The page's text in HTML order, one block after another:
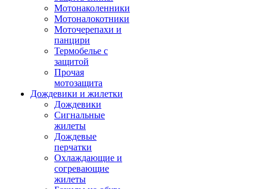
Мотонаколенники
Мотоналокотники
Моточерепахи и
панцири
Термобелье с
защитой
Прочая
мотозащита
Дождевики и жилетки
Дождевики
Сигнальные
жилеты
Дождевые
перчатки
Охлаждающие и
согревающие
жилеты